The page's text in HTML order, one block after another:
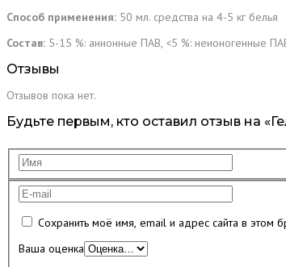
Способ применения: 50 мл. средства на 4-5 кг белья
Состав: 5-15 %: анионные ПАВ, <5 %: неионогенные
Отзывы
Отзывов пока нет.
Будьте первым, кто оставил отзыв на
Сохранить моё имя, email и адрес сайта в
Ваша оценка